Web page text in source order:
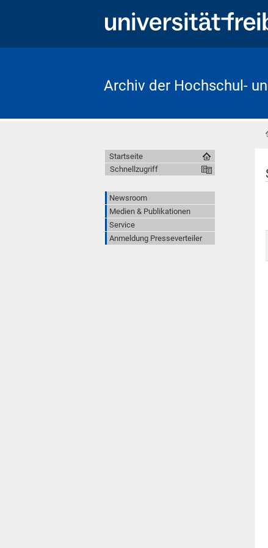
Archiv der Hochschul-
Startseite
Schnellzugriff
Newsroom
Medien & Publikationen
Service
Anmeldung Presseverteiler